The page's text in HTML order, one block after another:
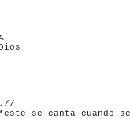
se canta cuando